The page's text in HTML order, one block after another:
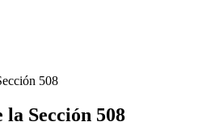
508
Sección 508